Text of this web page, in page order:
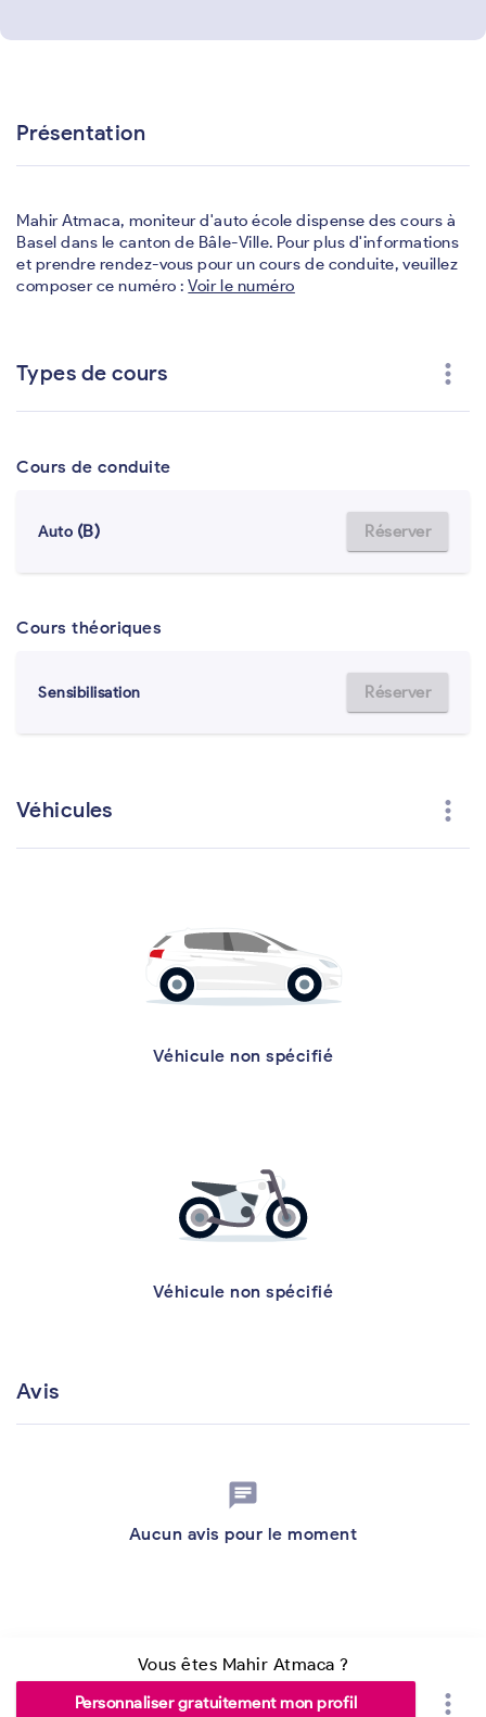
Présentation
Mahir Atmaca, moniteur d'auto école dispense des cours à
Basel dans le canton de Bâle-Ville. Pour plus d'informations
et prendre rendez-vous pour un cours de conduite, veuillez
composer ce numéro :Voir le numéro
Types de cours more_vert
Cours de conduite
Auto (B) Réserver
Cours théoriques
Sensibilisation Réserver
Véhicules more_vert
Véhicule non spécifié
Véhicule non spécifié
Avis
chat
Aucun avis pour le moment
Vous êtes Mahir Atmaca ?
Personnaliser gratuitement mon profil more_vert